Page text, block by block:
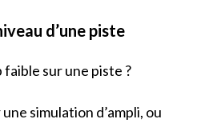
d’une piste
sur une piste ?
simulation d’ampli, ou